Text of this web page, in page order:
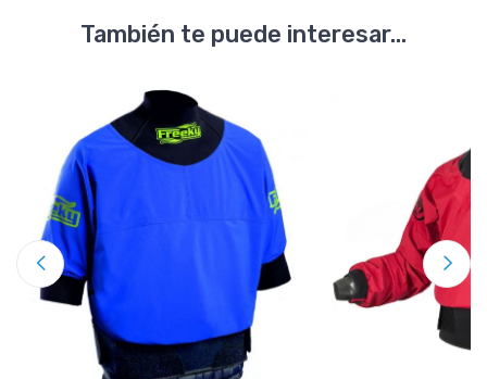
También te puede interesar...